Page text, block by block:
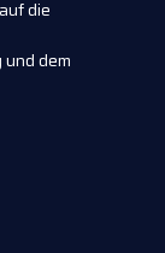
die
dem